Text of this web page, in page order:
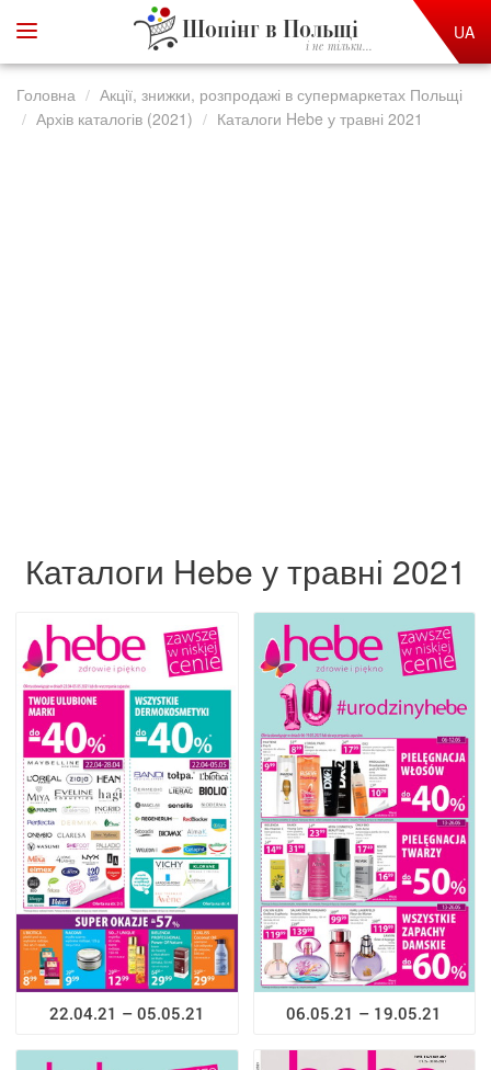
Шопінг в Польщі
і не тільки...
UA
Головна
Акції, знижки, розпродажі в супермаркетах Польщі
Архів каталогів (2021)
Каталоги Hebe у травні 2021
Каталоги Hebe у травні 2021
22.04.21 – 05.05.21 06.05.21 – 19.05.21